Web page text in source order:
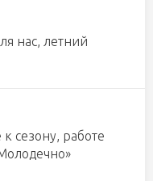
нас, летний
сезону, работе